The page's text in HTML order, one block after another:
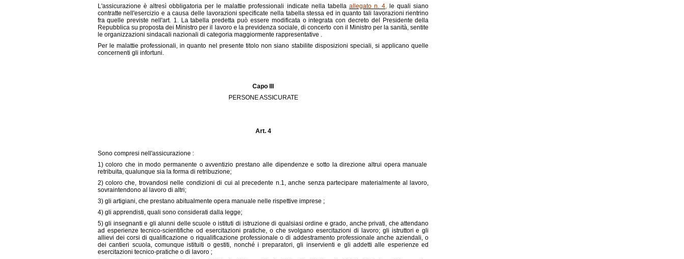
L'assicurazione è altresì obbligatoria per le malattie professionali indicate nella tabella allegato n. 4, le quali siano
contratte nell'esercizio e a causa delle lavorazioni specificate nella tabella stessa ed in quanto tali lavorazioni rientrino
fra quelle previste nell'art. 1. La tabella predetta può essere modificata o integrata con decreto del Presidente della
Repubblica su proposta dei Ministro per il lavoro e la previdenza sociale, di concerto con il Ministro per la sanità, sentite
le organizzazioni sindacali nazionali di categoria maggiormente rappresentative .
Per le malattie professionali, in quanto nel presente titolo non siano stabilite disposizioni speciali, si applicano quelle
concernenti gli infortuni.
Capo III
PERSONE ASSICURATE
Art. 4
Sono compresi nell'assicurazione :
1) coloro che in modo permanente o avventizio prestano alle dipendenze e sotto la direzione altrui opera manuale
retribuita, qualunque sia la forma di retribuzione;
2) coloro che, trovandosi nelle condizioni di cui al precedente n.1, anche senza partecipare materialmente al lavoro,
sovraintendono al lavoro di altri;
3) gli artigiani, che prestano abitualmente opera manuale nelle rispettive imprese ;
4) gli apprendisti, quali sono considerati dalla legge;
5) gli insegnanti e gli alunni delle scuole o istituti di istruzione di qualsiasi ordine e grado, anche privati, che attendano
ad esperienze tecnico-scientifiche od esercitazioni pratiche, o che svolgano esercitazioni di lavoro; gli istruttori e gli
allievi dei corsi di qualificazione o riqualificazione professionale o di addestramento professionale anche aziendali, o
dei cantieri scuola, comunque istituiti o gestiti, nonché i preparatori, gli inservienti e gli addetti alle esperienze ed
esercitazioni tecnico-pratiche o di lavoro ;